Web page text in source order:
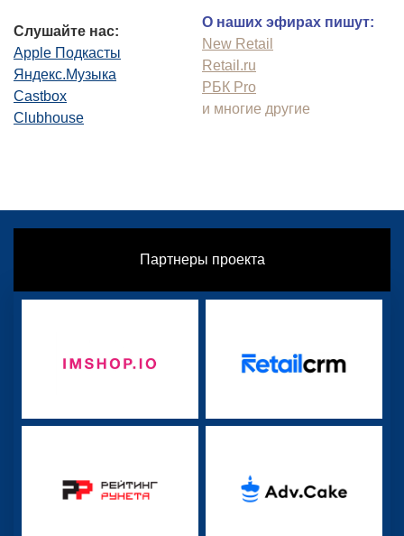
Слушайте нас:
Apple Подкасты
Яндекс.Музыка
Castbox
Clubhouse
О наших эфирах пишут:
New Retail
Retail.ru
РБК Pro
и многие другие
Партнеры проекта